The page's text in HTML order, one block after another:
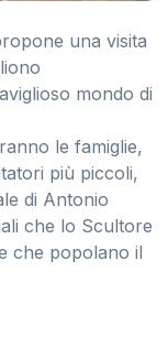
una visita
mondo di
le famiglie,
più piccoli,
di Antonio
che lo Scultore
che popolano il